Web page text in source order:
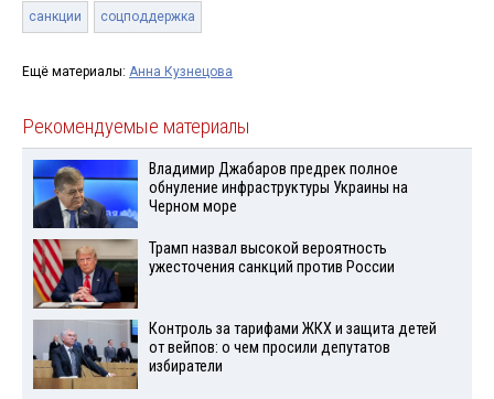
санкции соцподдержка
Ещё материалы: Анна Кузнецова
Рекомендуемые материалы
Владимир Джабаров предрек полное
обнуление инфраструктуры Украины на
Черном море
Трамп назвал высокой вероятность
ужесточения санкций против России
Контроль за тарифами ЖКХ и защита детей
от вейпов: о чем просили депутатов
избиратели